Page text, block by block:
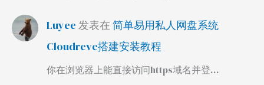
Luyee 发表在简单易用私人网盘系统
Cloudreve搭建安装教程
你在浏览器上能直接访问https域名并登…